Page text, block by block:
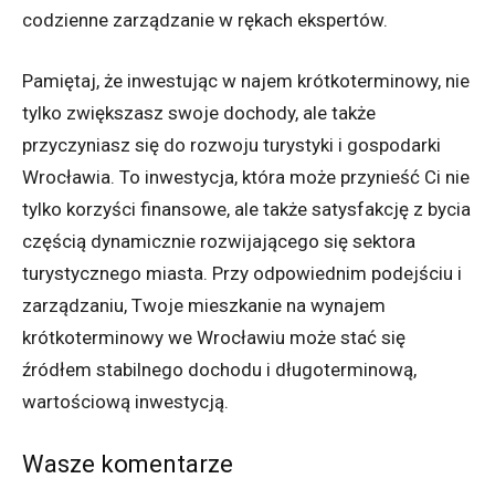
codzienne zarządzanie w rękach ekspertów.
Pamiętaj, że inwestując w najem krótkoterminowy, nie
tylko zwiększasz swoje dochody, ale także
przyczyniasz się do rozwoju turystyki i gospodarki
Wrocławia. To inwestycja, która może przynieść Ci nie
tylko korzyści finansowe, ale także satysfakcję z bycia
częścią dynamicznie rozwijającego się sektora
turystycznego miasta. Przy odpowiednim podejściu i
zarządzaniu, Twoje mieszkanie na wynajem
krótkoterminowy we Wrocławiu może stać się
źródłem stabilnego dochodu i długoterminową,
wartościową inwestycją.
Wasze komentarze